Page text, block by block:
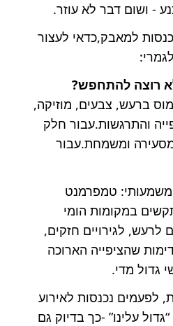
- ושום דבר לא עוזר.
למאבק,כדאי לעצור
רוצה להתחפש?
ברעש, צבעים, מוזיקה,
והתרגשות.עבור חלק
מסעירה ומשמחת.עבור
משמעותי: טמפרמנט
במקומות הומי
לגירויים חזקים,
שהציפייה הארוכה
גדול מדי.
לפעמים נכנסות לאירוע
עלינו” -כך בדיוק גם